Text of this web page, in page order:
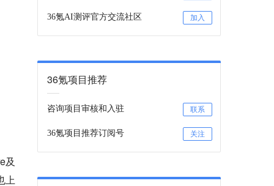
及
上
36氪AI测评官方交流社区 加入
36氪项目推荐
咨询项目审核和入驻 联系
36氪项目推荐订阅号 关注